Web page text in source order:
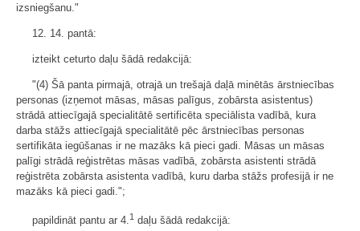
izsniegšanu."
12. 14. pantā:
izteikt ceturto daļu šādā redakcijā:
"(4) Šā panta pirmajā, otrajā un trešajā daļā minētās ārstniecības
personas (izņemot māsas, māsas palīgus, zobārsta asistentus)
strādā attiecīgajā specialitātē sertificēta speciālista vadībā, kura
darba stāžs attiecīgajā specialitātē pēc ārstniecības personas
sertifikāta iegūšanas ir ne mazāks kā pieci gadi. Māsas un māsas
palīgi strādā reģistrētas māsas vadībā, zobārsta asistenti strādā
reģistrēta zobārsta asistenta vadībā, kuru darba stāžs profesijā ir ne
mazāks kā pieci gadi.";
papildināt pantu ar 4.1 daļu šādā redakcijā: